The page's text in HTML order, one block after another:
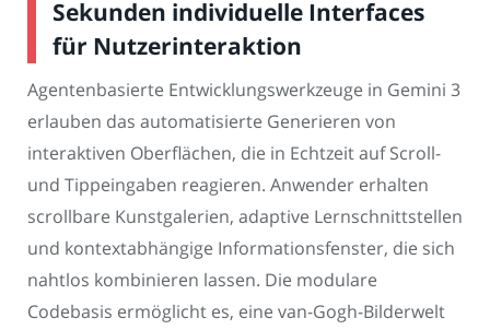
Sekunden individuelle Interfaces
für Nutzerinteraktion
Agentenbasierte Entwicklungswerkzeuge in Gemini 3
erlauben das automatisierte Generieren von
interaktiven Oberflächen, die in Echtzeit auf Scroll-
und Tippeingaben reagieren. Anwender erhalten
scrollbare Kunstgalerien, adaptive Lernschnittstellen
und kontextabhängige Informationsfenster, die sich
nahtlos kombinieren lassen. Die modulare
Codebasis ermöglicht es, eine van-Gogh-Bilderwelt